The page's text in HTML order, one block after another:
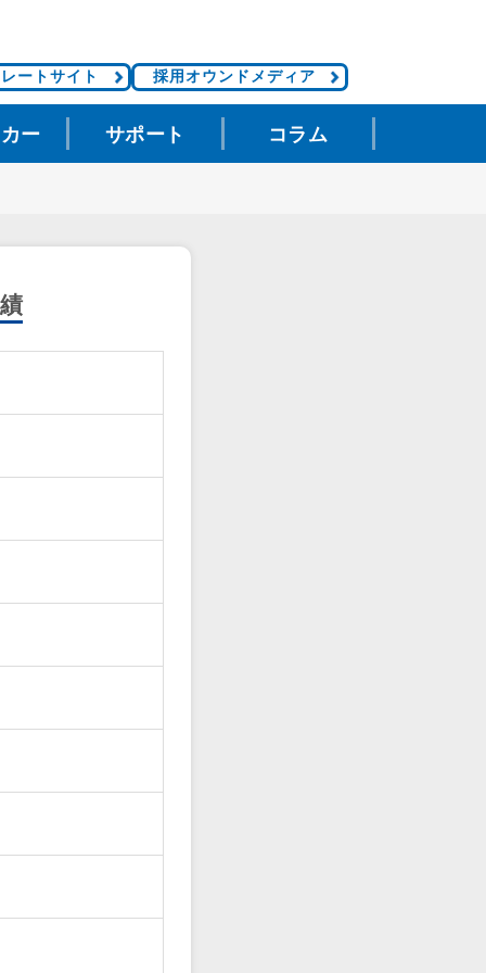
ートサイト 採用オウンドメディア
ー サポート コラム